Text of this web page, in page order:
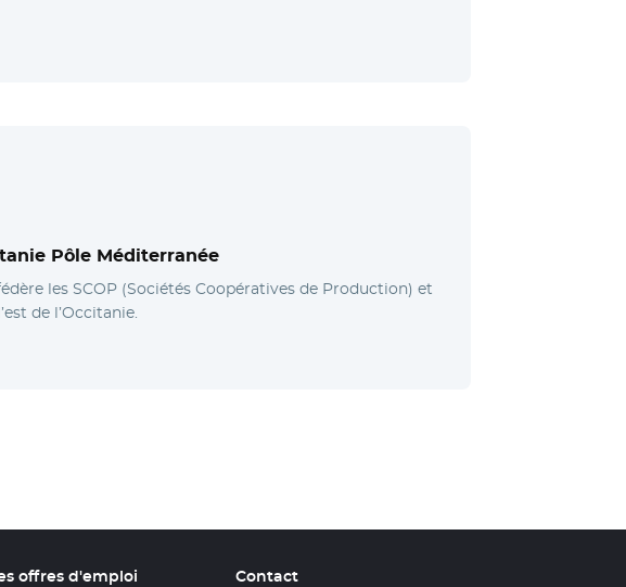
Pôle Méditerranée
les SCOP (Sociétés Coopératives de Production) et
de l’Occitanie.
offres d'emploi
Contact